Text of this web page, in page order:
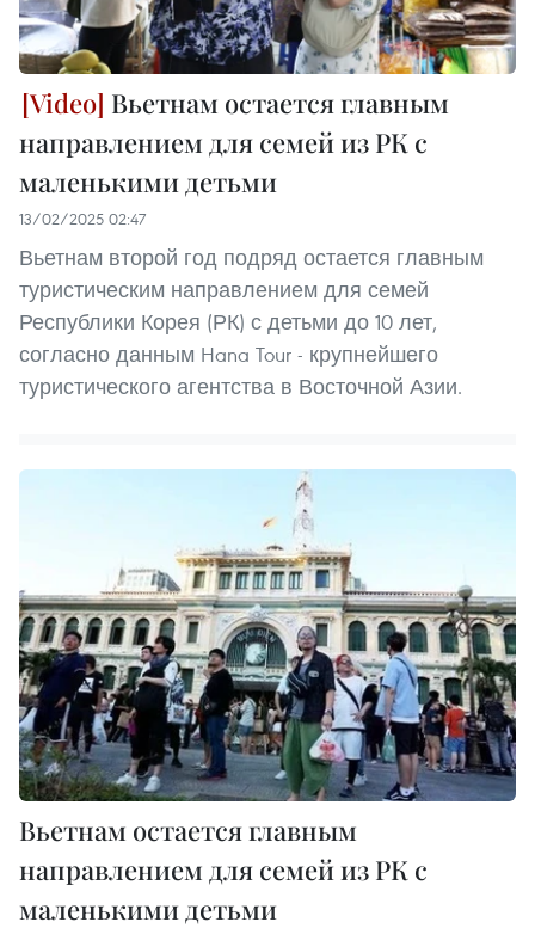
Вьетнам остается главным
направлением для семей из РК с
маленькими детьми
13/02/2025 02:47
Вьетнам второй год подряд остается главным
туристическим направлением для семей
Республики Корея (РК) с детьми до 10 лет,
согласно данным Hana Tour - крупнейшего
туристического агентства в Восточной Азии.
Вьетнам остается главным
направлением для семей из РК с
маленькими детьми